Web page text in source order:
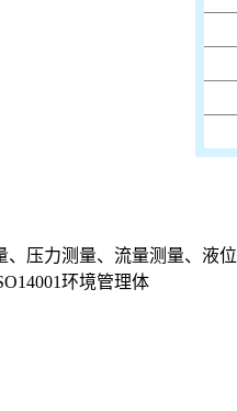
压力测量、流量测量、液
环境管理体